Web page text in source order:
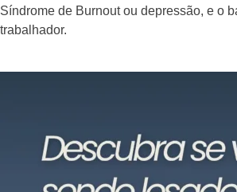
Síndrome de Burnout ou depressão, e o
trabalhador.